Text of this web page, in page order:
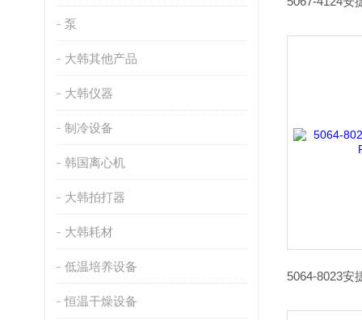
泵
大韩其他产品
大韩仪器
制冷设备
韩国离心机
大韩拍打器
大韩耗材
低温培养设备
恒温干燥设备